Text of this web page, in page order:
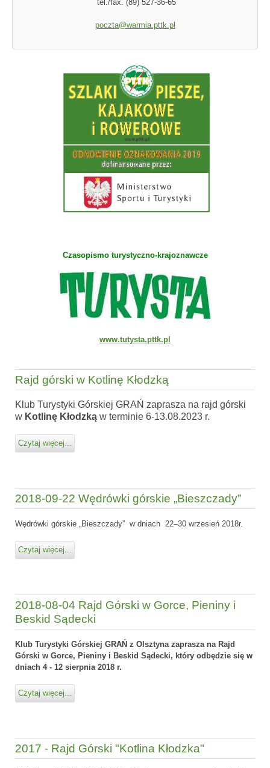
tel./fax. (89) 527-36-65
poczta@warmia.pttk.pl
Czasopismo turystyczno-krajoznawcze
www.tutysta.pttk.pl
Rajd górski w Kotlinę Kłodzką
Klub Turystyki Górskiej GRAŃ zaprasza na rajd górski
w Kotlinę Kłodzką w terminie 6-13.08.2023 r.
Czytaj więcej...
2018-09-22 Wędrówki górskie „Bieszczady”
Wędrówki górskie „Bieszczady” w dniach 22–30 wrzesień 2018r.
Czytaj więcej...
2018-08-04 Rajd Górski w Gorce, Pieniny i
Beskid Sądecki
Klub Turystyki Górskiej GRAŃ z Olsztyna zaprasza na Rajd
Górski w Gorce, Pieniny i Beskid Sądecki, który odbędzie się w
dniach 4 - 12 sierpnia 2018 r.
Czytaj więcej...
2017 - Rajd Górski "Kotlina Kłodzka"